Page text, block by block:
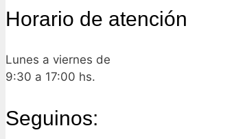
Horario de atención
Lunes a viernes de
9:30 a 17:00 hs.
Seguinos: